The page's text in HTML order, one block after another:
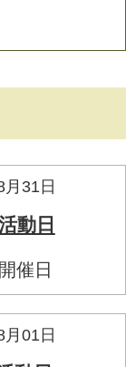
31日
動日
催日
01日